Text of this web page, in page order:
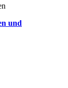
und